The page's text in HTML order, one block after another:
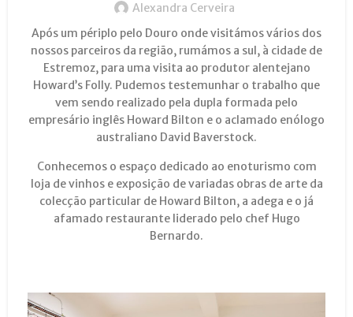
Alexandra Cerveira
Após um périplo pelo Douro onde visitámos vários dos
nossos parceiros da região, rumámos a sul, à cidade de
Estremoz, para uma visita ao produtor alentejano
Howard’s Folly. Pudemos testemunhar o trabalho que
vem sendo realizado pela dupla formada pelo
empresário inglês Howard Bilton e o aclamado enólogo
australiano David Baverstock.
Conhecemos o espaço dedicado ao enoturismo com
loja de vinhos e exposição de variadas obras de arte da
colecção particular de Howard Bilton, a adega e o já
afamado restaurante liderado pelo chef Hugo
Bernardo.